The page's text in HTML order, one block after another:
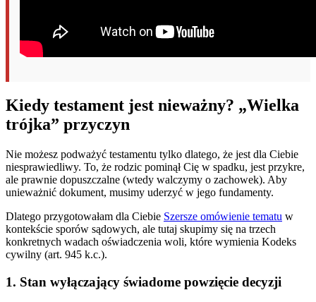
Kiedy testament jest nieważny? „Wielka
trójka” przyczyn
Nie możesz podważyć testamentu tylko dlatego, że jest dla Ciebie
niesprawiedliwy. To, że rodzic pominął Cię w spadku, jest przykre,
ale prawnie dopuszczalne (wtedy walczymy o zachowek). Aby
unieważnić dokument, musimy uderzyć w jego fundamenty.
Dlatego przygotowałam dla Ciebie Szersze omówienie tematu w
kontekście sporów sądowych, ale tutaj skupimy się na trzech
konkretnych wadach oświadczenia woli, które wymienia Kodeks
cywilny (art. 945 k.c.).
1. Stan wyłączający świadome powzięcie decyzji